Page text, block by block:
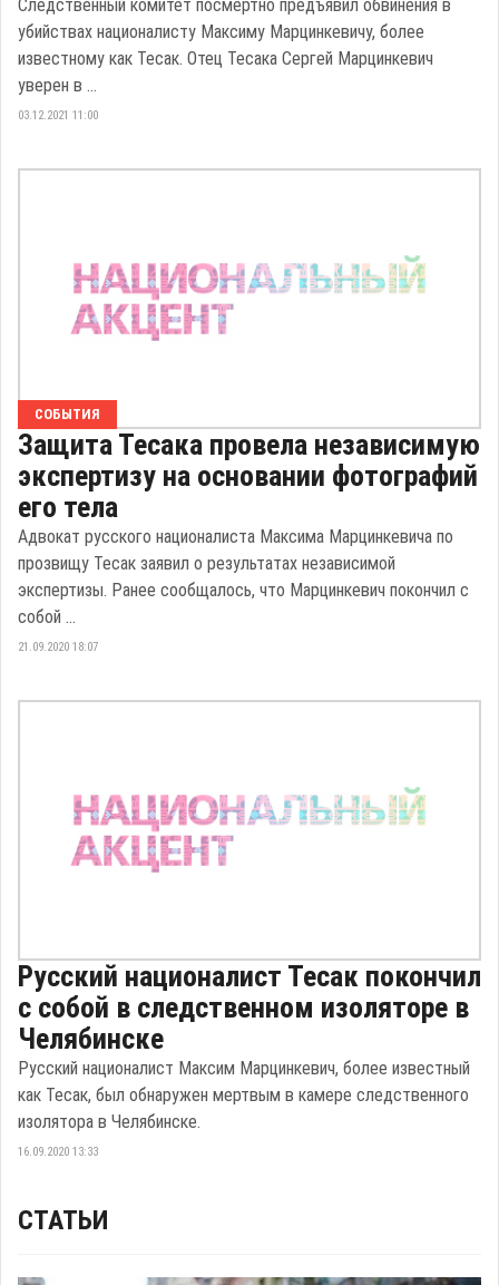
Следственный комитет посмертно предъявил обвинения в
убийствах националисту Максиму Марцинкевичу, более
известному как Тесак. Отец Тесака Сергей Марцинкевич
уверен в ...
03.12.2021 11:00
СОБЫТИЯ
Защита Тесака провела независимую
экспертизу на основании фотографий
его тела
Адвокат русского националиста Максима Марцинкевича по
прозвищу Тесак заявил о результатах независимой
экспертизы. Ранее сообщалось, что Марцинкевич покончил с
собой ...
21.09.2020 18:07
Русский националист Тесак покончил
с собой в следственном изоляторе в
Челябинске
Русский националист Максим Марцинкевич, более известный
как Тесак, был обнаружен мертвым в камере следственного
изолятора в Челябинске.
16.09.2020 13:33
СТАТЬИ